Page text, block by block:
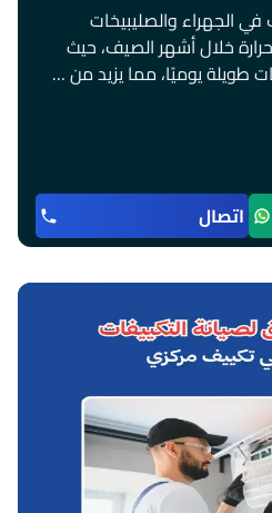
في الجهراء والصليبيخات
خلال أشهر الصيف، حيث
طويلة يوميًا، مما يزيد من …
اتصال